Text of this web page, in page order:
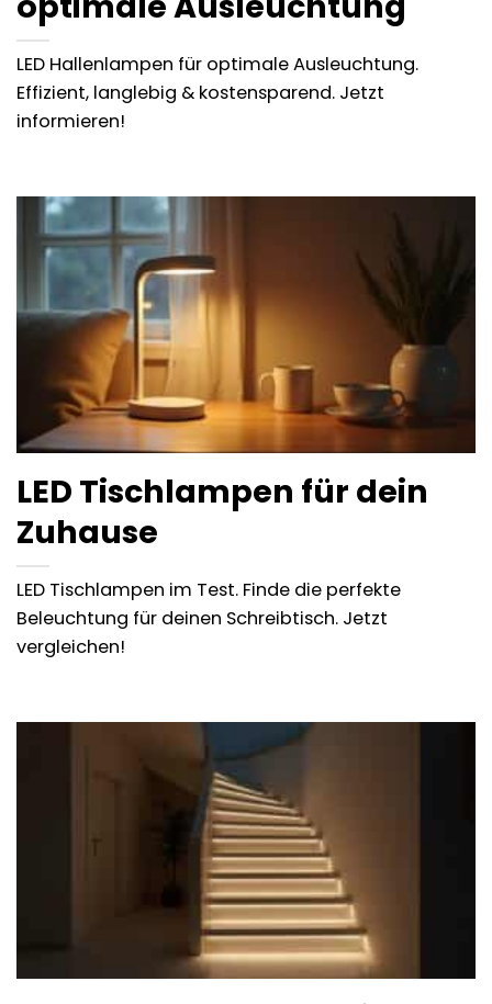
LED Hallenlampen für optimale Ausleuchtung.
Effizient, langlebig & kostensparend. Jetzt
informieren!
LED Tischlampen für dein
Zuhause
LED Tischlampen im Test. Finde die perfekte
Beleuchtung für deinen Schreibtisch. Jetzt
vergleichen!